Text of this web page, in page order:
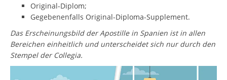
Original-Diplom;
Gegebenenfalls Original-Diploma-Supplement.
Das Erscheinungsbild der Apostille in Spanien ist in allen
Bereichen einheitlich und unterscheidet sich nur durch den
Stempel der Collegia.